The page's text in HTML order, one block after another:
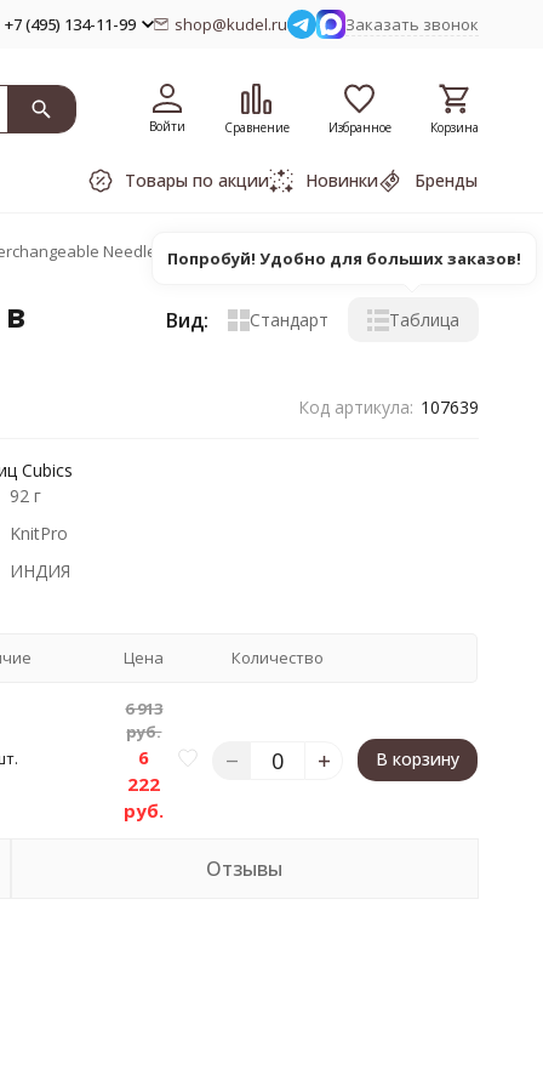
+7 (495) 134-11-99 shop@kudel.ru Заказать звонок
Войти Сравнение Избранное Корзина
Товары по акции Новинки Бренды
Needle Set съемных спиц Cubics
Вид: Стандарт Таблица
Код артикула: 107639
Cubics
92 г
KnitPro
ИНДИЯ
Цена Количество
6 913
руб.
6
222
руб.
В корзину
Отзывы
Попробуй! Удобно для больших заказов!